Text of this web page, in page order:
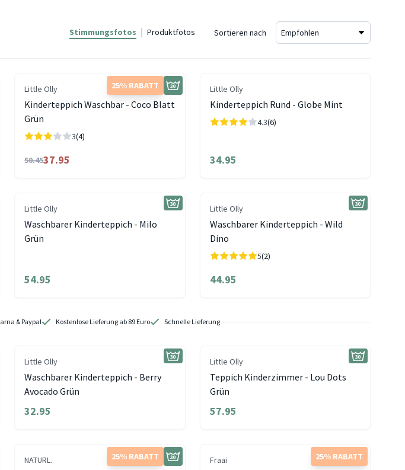
Stimmungsfotos Produktfotos Sortieren nach
25% RABATT
Little Olly
Kinderteppich Waschbar - Coco Blatt
Grün
3(4)
50.4537.95
Little Olly
Kinderteppich Rund - Globe Mint
4.3(6)
34.95
Little Olly
Waschbarer Kinderteppich - Milo
Grün
54.95
Little Olly
Waschbarer Kinderteppich - Wild
Dino
5(2)
44.95
& Paypal Kostenlose Lieferung ab 89 Euro Schnelle Lieferung
Little Olly
Waschbarer Kinderteppich - Berry
Avocado Grün
32.95
Little Olly
Teppich Kinderzimmer - Lou Dots
Grün
57.95
25% RABATT
NATURL. 25% RABATT
Fraai